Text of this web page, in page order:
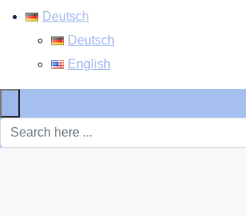
Deutsch
Deutsch
English